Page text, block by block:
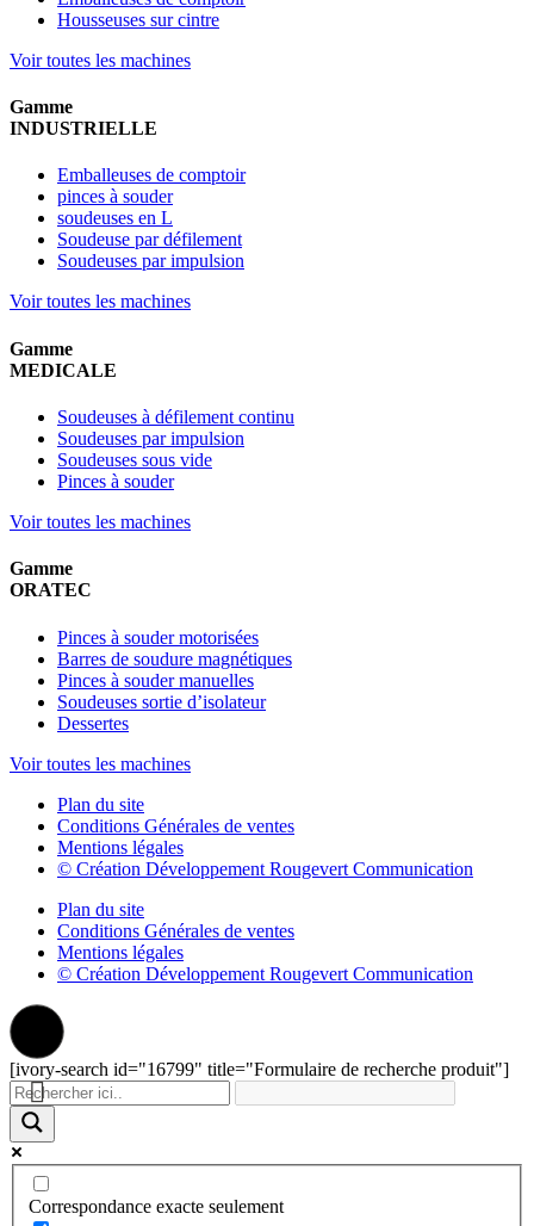
Housseuses sur cintre
Voir toutes les machines
Gamme
INDUSTRIELLE
Emballeuses de comptoir
pinces à souder
soudeuses en L
Soudeuse par défilement
Soudeuses par impulsion
Voir toutes les machines
Gamme
MEDICALE
Soudeuses à défilement continu
Soudeuses par impulsion
Soudeuses sous vide
Pinces à souder
Voir toutes les machines
Gamme
ORATEC
Pinces à souder motorisées
Barres de soudure magnétiques
Pinces à souder manuelles
Soudeuses sortie d’isolateur
Dessertes
Voir toutes les machines
Plan du site
Conditions Générales de ventes
Mentions légales
© Création Développement Rougevert Communication
Plan du site
Conditions Générales de ventes
Mentions légales
© Création Développement Rougevert Communication
[ivory-search id="16799" title="Formulaire de recherche produit"]
Correspondance exacte seulement